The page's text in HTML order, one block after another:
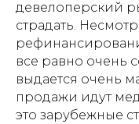
девелоперский
страдать.
все равно очень
выдается очень
продажи идут
это зарубежные